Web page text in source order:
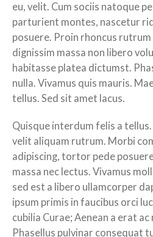
eu, velit. Cum sociis natoque
parturient montes, nascetur
posuere. Proin rhoncus
dignissim massa non libero
habitasse platea dictumst.
nulla. Vivamus quis mauris.
tellus. Sed sit amet lacus.
Quisque interdum felis a
velit aliquam rutrum. Morbi
adipiscing, tortor pede
massa nec lectus. Vivamus
sed est a libero ullamcorper
ipsum primis in faucibus orci
cubilia Curae; Aenean a erat
Phasellus pulvinar consequat